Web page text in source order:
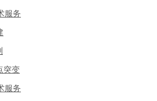
服务
突变
服务